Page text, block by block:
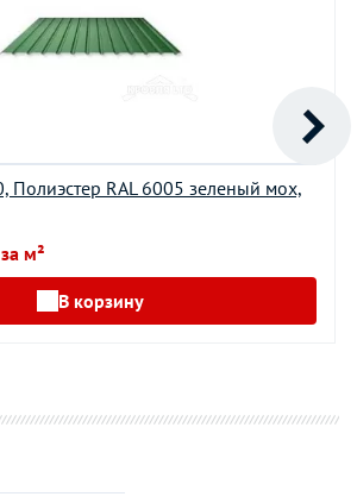
Полиэстер RAL 6005 зеленый мох,
м²
В корзину